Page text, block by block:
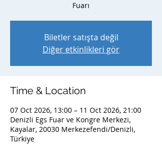
Fuarı
Biletler satışta değil
Diğer etkinlikleri gör
Time & Location
07 Oct 2026, 13:00 – 11 Oct 2026, 21:00
Denizli Egs Fuar ve Kongre Merkezi,
Kayalar, 20030 Merkezefendi/Denizli,
Türkiye